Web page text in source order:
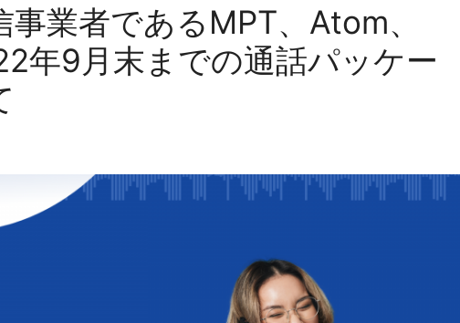
事業者であるMPT、Atom、
年9月末までの通話パッケー